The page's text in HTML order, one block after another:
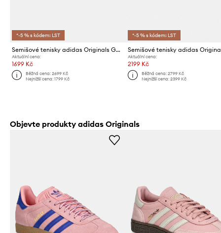
*-5 % s kódem: LST
Semišové tenisky adidas Originals Gazelle
Aktuální cena:
1699 Kč
Běžná cena:2699 Kč
Nejnižší cena:1799 Kč
*-5 % s kódem: LST
Aktuální cena:
2199 Kč
Běžná cena: 2799 Kč
Nejnižší cena: 2399 Kč
Objevte produkty adidas Originals